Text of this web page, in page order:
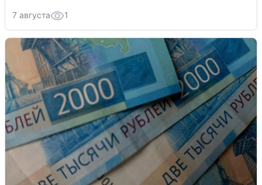
7 августа 1